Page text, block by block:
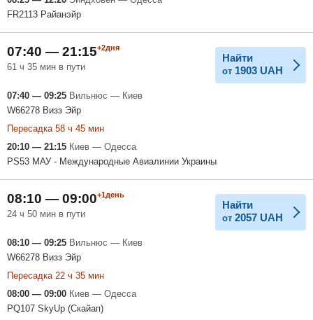
FR2113 Райанэйр
07:40 — 21:15+2дня
61 ч 35 мин в пути
Найти
от 1903 UAH
07:40 — 09:25 Вильнюс — Киев
W66278 Визз Эйр
Пересадка 58 ч 45 мин
20:10 — 21:15 Киев — Одесса
PS53 МАУ - Международные Авиалинии Украины
08:10 — 09:00+1день
24 ч 50 мин в пути
Найти
от 2057 UAH
08:10 — 09:25 Вильнюс — Киев
W66278 Визз Эйр
Пересадка 22 ч 35 мин
08:00 — 09:00 Киев — Одесса
PQ107 SkyUp (Скайап)